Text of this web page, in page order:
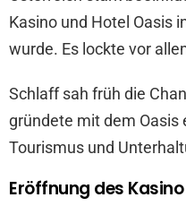
Kasino und Hotel Oasis
wurde. Es lockte vor
Schlaff sah früh die
gründete mit dem
Tourismus und
Eröffnung des